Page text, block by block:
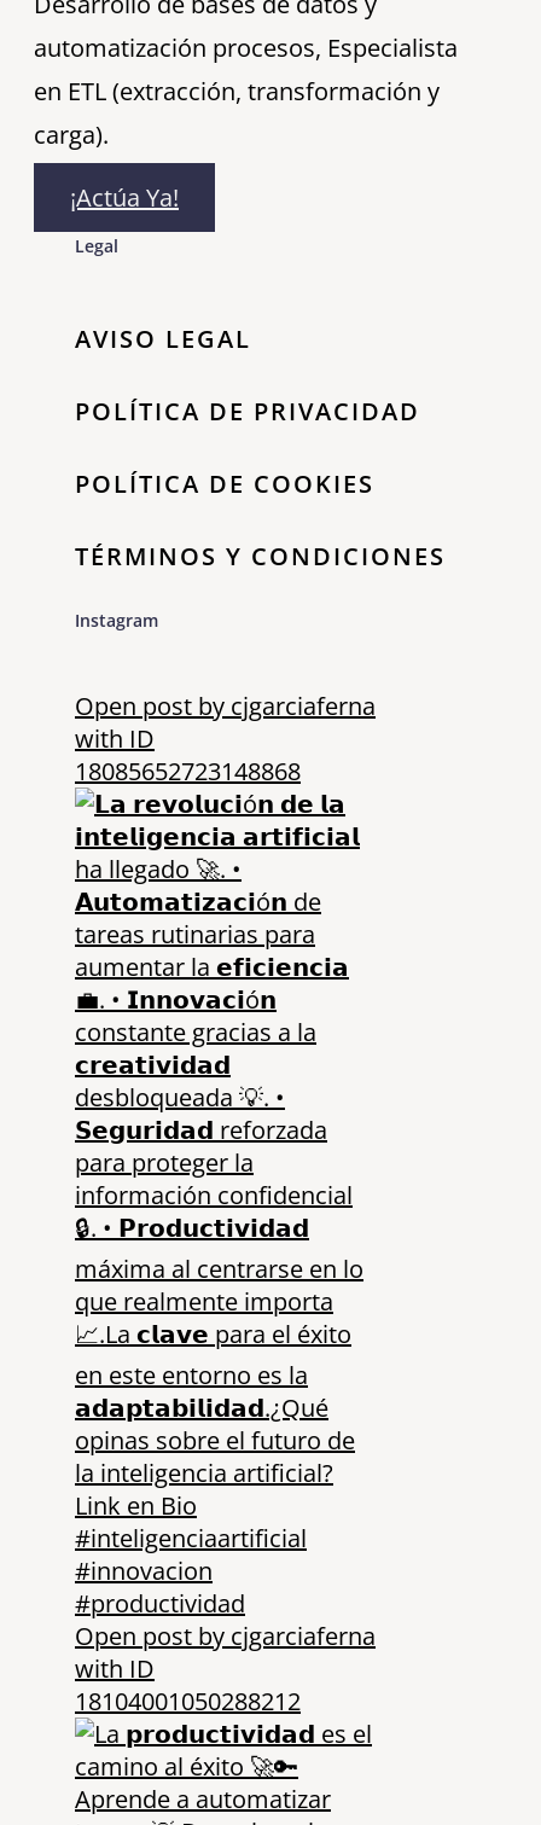
automatización procesos, Especialista
en ETL (extracción, transformación y
carga).
¡Actúa Ya!
Legal
AVISO LEGAL
POLÍTICA DE PRIVACIDAD
POLÍTICA DE COOKIES
TÉRMINOS Y CONDICIONES
Instagram
Open post by cjgarciaferna
with ID
18085652723148868
Open post by cjgarciaferna
with ID
18104001050288212